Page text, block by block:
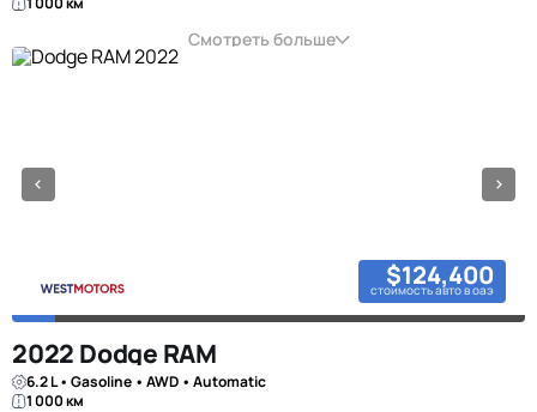
Смотреть больше
$124,400
стоимость авто в оаэ
2022 Dodge RAM
6.2 L • Gasoline • AWD • Automatic
1 000 км